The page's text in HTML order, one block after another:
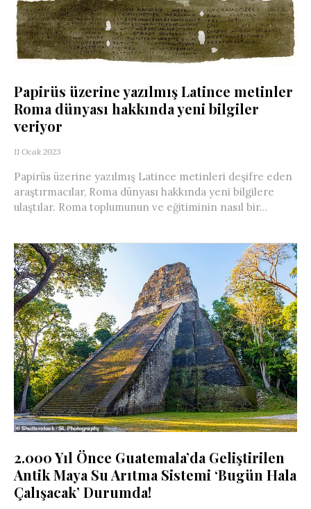
Papirüs üzerine yazılmış Latince metinler
Roma dünyası hakkında yeni bilgiler
veriyor
11 Ocak 2023
Papirüs üzerine yazılmış Latince metinleri deşifre eden
araştırmacılar, Roma dünyası hakkında yeni bilgilere
ulaştılar. Roma toplumunun ve eğitiminin nasıl bir...
2.000 Yıl Önce Guatemala’da Geliştirilen
Antik Maya Su Arıtma Sistemi ‘Bugün Hala
Çalışacak’ Durumda!